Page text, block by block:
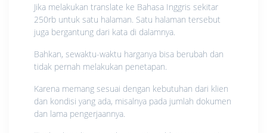
Jika melakukan translate ke Bahasa Inggris sekitar
250rb untuk satu halaman. Satu halaman tersebut
juga bergantung dari kata di dalamnya.
Bahkan, sewaktu-waktu harganya bisa berubah dan
tidak pernah melakukan penetapan.
Karena memang sesuai dengan kebutuhan dari klien
dan kondisi yang ada, misalnya pada jumlah dokumen
dan lama pengerjaannya.